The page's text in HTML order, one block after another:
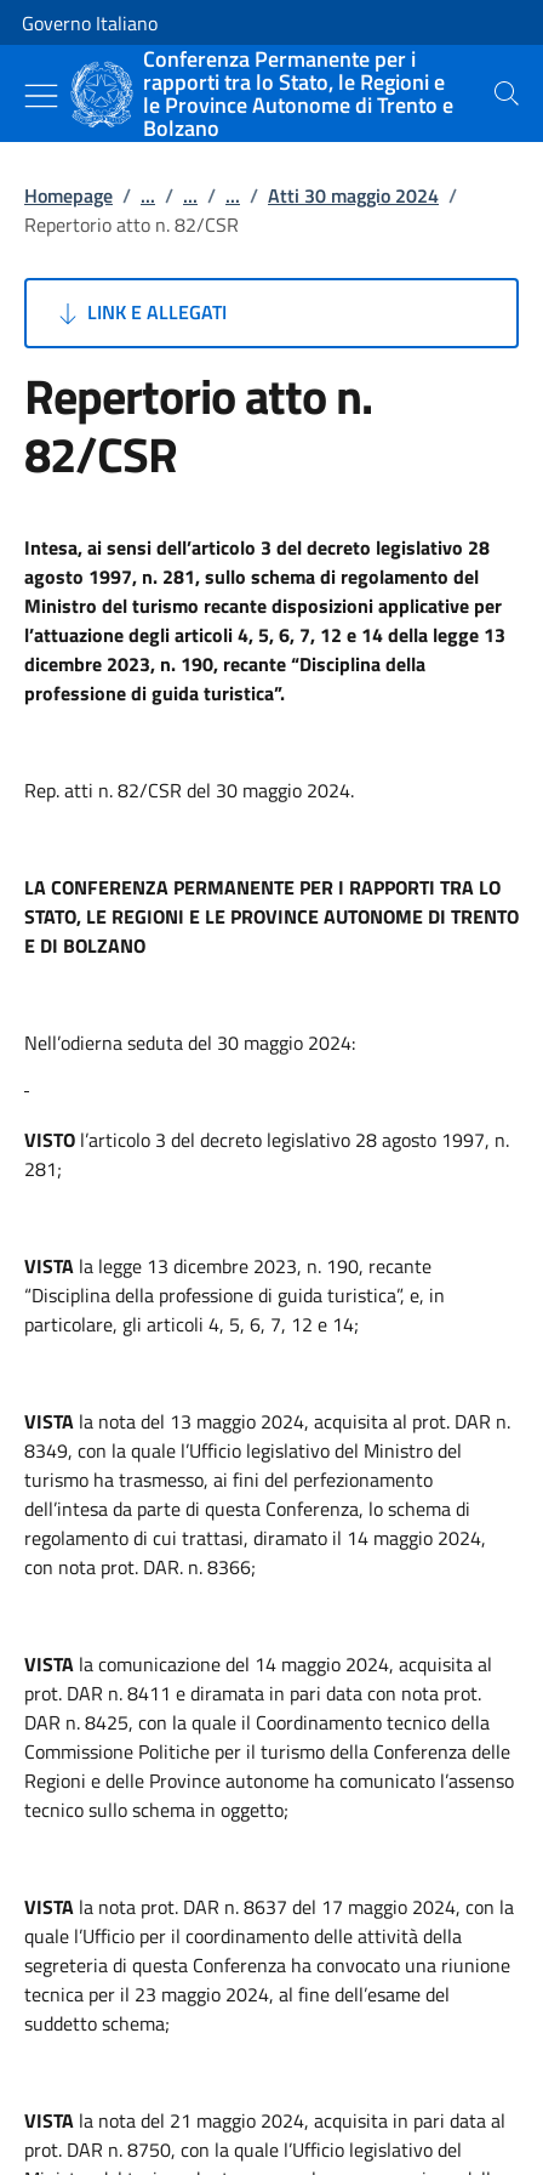
Vai al contenuto
Vai alla navigazione del sito
Governo Italiano
Conferenza Permanente per i
rapporti tra lo Stato, le Regioni e
le Province Autonome di Trento e
Bolzano
Cerca
Homepage / ... / ... / ... / Atti 30 maggio 2024 /
Repertorio atto n. 82/CSR
LINK E ALLEGATI
Repertorio atto n.
82/CSR
Intesa, ai sensi dell’articolo 3 del decreto legislativo 28
agosto 1997, n. 281, sullo schema di regolamento del
Ministro del turismo recante disposizioni applicative per
l’attuazione degli articoli 4, 5, 6, 7, 12 e 14 della legge 13
dicembre 2023, n. 190, recante “Disciplina della
professione di guida turistica”.
Rep. atti n. 82/CSR del 30 maggio 2024.
LA CONFERENZA PERMANENTE PER I RAPPORTI TRA LO
STATO, LE REGIONI E LE PROVINCE AUTONOME DI TRENTO
E DI BOLZANO
Nell’odierna seduta del 30 maggio 2024:
VISTO l’articolo 3 del decreto legislativo 28 agosto 1997, n.
281;
VISTA la legge 13 dicembre 2023, n. 190, recante
“Disciplina della professione di guida turistica”, e, in
particolare, gli articoli 4, 5, 6, 7, 12 e 14;
VISTA la nota del 13 maggio 2024, acquisita al prot. DAR n.
8349, con la quale l’Ufficio legislativo del Ministro del
turismo ha trasmesso, ai fini del perfezionamento
dell’intesa da parte di questa Conferenza, lo schema di
regolamento di cui trattasi, diramato il 14 maggio 2024,
con nota prot. DAR. n. 8366;
VISTA la comunicazione del 14 maggio 2024, acquisita al
prot. DAR n. 8411 e diramata in pari data con nota prot.
DAR n. 8425, con la quale il Coordinamento tecnico della
Commissione Politiche per il turismo della Conferenza delle
Regioni e delle Province autonome ha comunicato l’assenso
tecnico sullo schema in oggetto;
VISTA la nota prot. DAR n. 8637 del 17 maggio 2024, con la
quale l’Ufficio per il coordinamento delle attività della
segreteria di questa Conferenza ha convocato una riunione
tecnica per il 23 maggio 2024, al fine dell’esame del
suddetto schema;
VISTA la nota del 21 maggio 2024, acquisita in pari data al
prot. DAR n. 8750, con la quale l’Ufficio legislativo del